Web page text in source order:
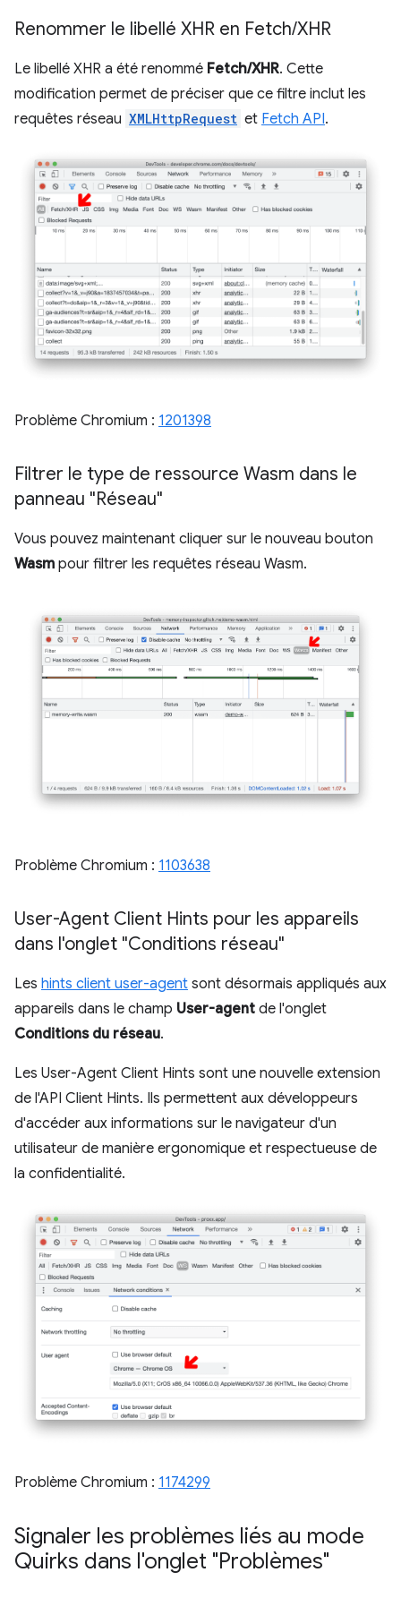
Renommer le libellé XHR en Fetch/XHR
Le libellé XHR a été renommé Fetch/XHR. Cette
modification permet de préciser que ce filtre inclut les
requêtes réseau XMLHttpRequest et Fetch API.
Problème Chromium : 1201398
Filtrer le type de ressource Wasm dans le
panneau "Réseau"
Vous pouvez maintenant cliquer sur le nouveau bouton
Wasm pour filtrer les requêtes réseau Wasm.
Problème Chromium : 1103638
User-Agent Client Hints pour les appareils
dans l'onglet "Conditions réseau"
Les hints client user-agent sont désormais appliqués aux
appareils dans le champ User-agent de l'onglet
Conditions du réseau.
Les User-Agent Client Hints sont une nouvelle extension
de l'API Client Hints. Ils permettent aux développeurs
d'accéder aux informations sur le navigateur d'un
utilisateur de manière ergonomique et respectueuse de
la confidentialité.
Problème Chromium : 1174299
Signaler les problèmes liés au mode
Quirks dans l'onglet "Problèmes"